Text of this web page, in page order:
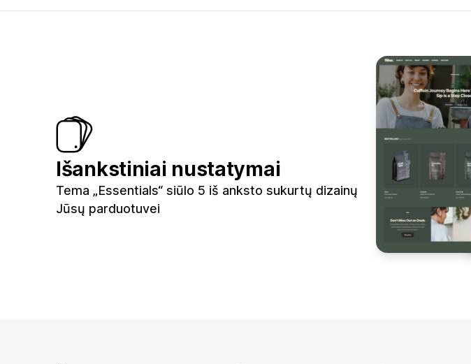
Išankstiniai nustatymai
Tema „Essentials“ siūlo 5 iš anksto sukurtų dizainų
Jūsų parduotuvei